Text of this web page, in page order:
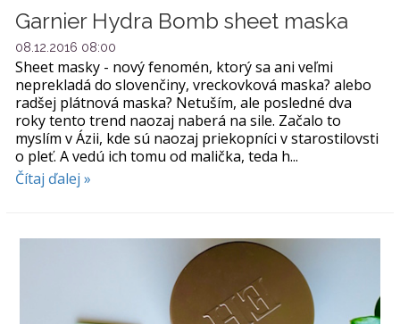
Garnier Hydra Bomb sheet maska
08.12.2016 08:00
Sheet masky - nový fenomén, ktorý sa ani veľmi
neprekladá do slovenčiny, vreckovková maska? alebo
radšej plátnová maska? Netuším, ale posledné dva
roky tento trend naozaj naberá na sile. Začalo to
myslím v Ázii, kde sú naozaj priekopníci v starostilovsti
o pleť. A vedú ich tomu od malička, teda h...
Čítaj ďalej »